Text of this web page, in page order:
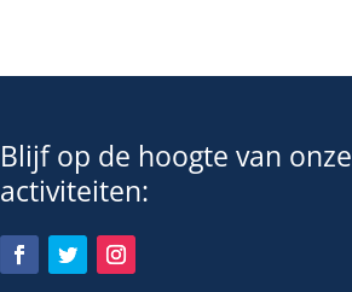
Blijf op de hoogte van onze
activiteiten: